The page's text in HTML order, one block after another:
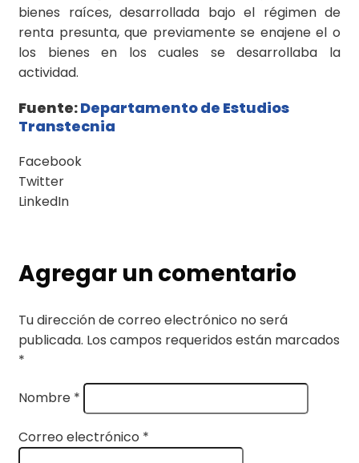
bienes raíces, desarrollada bajo el régimen de
renta presunta, que previamente se enajene el o
los bienes en los cuales se desarrollaba la
actividad.
Fuente:Departamento de Estudios
Transtecnia
Facebook
Twitter
LinkedIn
Agregar un comentario
Tu dirección de correo electrónico no será
publicada. Los campos requeridos están marcados
*
Nombre *
Correo electrónico *